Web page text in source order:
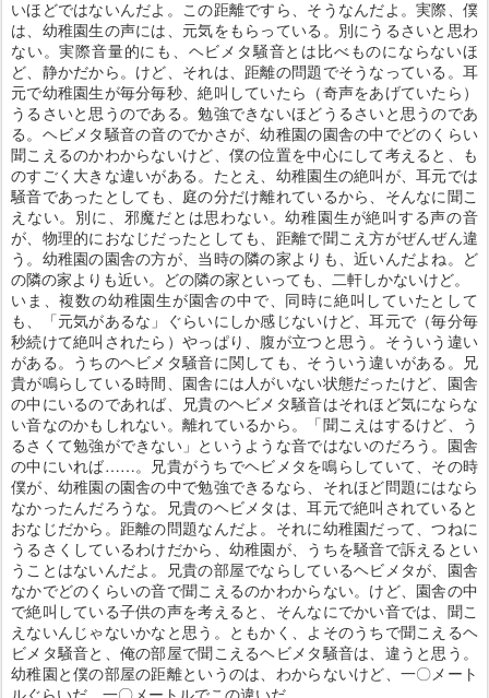
いほどではないんだよ。この距離ですら、そうなんだよ。実際、僕
は、幼稚園生の声には、元気をもらっている。別にうるさいと思わ
ない。実際音量的にも、ヘビメタ騒音とは比べものにならないほ
ど、静かだから。けど、それは、距離の問題でそうなっている。耳
元で幼稚園生が毎分毎秒、絶叫していたら（奇声をあげていたら）
うるさいと思うのである。勉強できないほどうるさいと思うのであ
る。ヘビメタ騒音の音のでかさが、幼稚園の園舎の中でどのくらい
聞こえるのかわからないけど、僕の位置を中心にして考えると、も
のすごく大きな違いがある。たとえ、幼稚園生の絶叫が、耳元では
騒音であったとしても、庭の分だけ離れているから、そんなに聞こ
えない。別に、邪魔だとは思わない。幼稚園生が絶叫する声の音
が、物理的におなじだったとしても、距離で聞こえ方がぜんぜん違
う。幼稚園の園舎の方が、当時の隣の家よりも、近いんだよね。ど
の隣の家よりも近い。どの隣の家といっても、二軒しかないけど。
いま、複数の幼稚園生が園舎の中で、同時に絶叫していたとして
も、「元気があるな」ぐらいにしか感じないけど、耳元で（毎分毎
秒続けて絶叫されたら）やっぱり、腹が立つと思う。そういう違い
がある。うちのヘビメタ騒音に関しても、そういう違いがある。兄
貴が鳴らしている時間、園舎には人がいない状態だったけど、園舎
の中にいるのであれば、兄貴のヘビメタ騒音はそれほど気にならな
い音なのかもしれない。離れているから。「聞こえはするけど、う
るさくて勉強ができない」というような音ではないのだろう。園舎
の中にいれば……。兄貴がうちでヘビメタを鳴らしていて、その時
僕が、幼稚園の園舎の中で勉強できるなら、それほど問題にはなら
なかったんだろうな。兄貴のヘビメタは、耳元で絶叫されていると
おなじだから。距離の問題なんだよ。それに幼稚園だって、つねに
うるさくしているわけだから、幼稚園が、うちを騒音で訴えるとい
うことはないんだよ。兄貴の部屋でならしているヘビメタが、園舎
なかでどのくらいの音で聞こえるのかわからない。けど、園舎の中
で絶叫している子供の声を考えると、そんなにでかい音では、聞こ
えないんじゃないかなと思う。ともかく、よそのうちで聞こえるヘ
ビメタ騒音と、俺の部屋で聞こえるヘビメタ騒音は、違うと思う。
幼稚園と僕の部屋の距離というのは、わからないけど、一〇メート
ルぐらいだ。一〇メートルでこの違いだ。